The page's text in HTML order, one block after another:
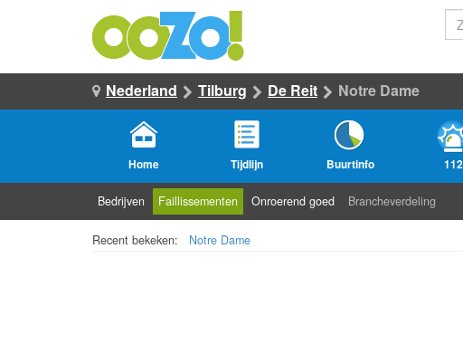
Nederland Tilburg De Reit Notre Dame
Home Tijdlijn Buurtinfo 112
Bedrijven Faillissementen Onroerend goed Brancheverdeling
Recent bekeken: Notre Dame